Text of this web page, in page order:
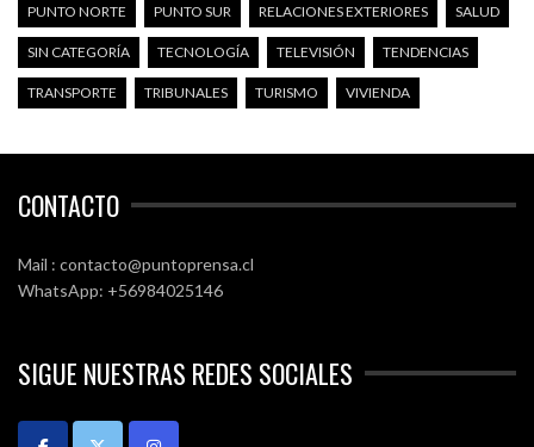
PUNTO NORTE PUNTO SUR RELACIONES EXTERIORES SALUD
SIN CATEGORÍA TECNOLOGÍA TELEVISIÓN TENDENCIAS
TRANSPORTE TRIBUNALES TURISMO VIVIENDA
CONTACTO
Mail : contacto@puntoprensa.cl
WhatsApp: +56984025146
SIGUE NUESTRAS REDES SOCIALES